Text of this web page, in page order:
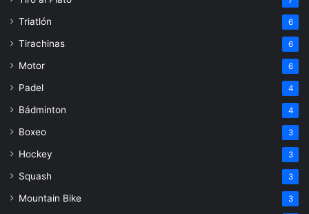
Triatlón 6
Tirachinas 6
Motor 6
Padel 4
Bádminton 4
Boxeo 3
Hockey 3
Squash 3
Mountain Bike 3